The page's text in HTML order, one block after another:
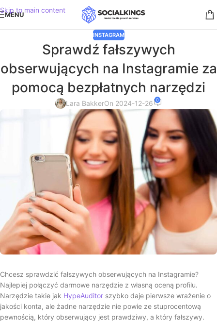
Skip to main content
MENU
INSTAGRAM
Sprawdź fałszywych
obserwujących na Instagramie za
pomocą bezpłatnych narzędzi
Lara BakkerOn 2024-12-26 0
Chcesz sprawdzić fałszywych obserwujących na Instagramie?
Najlepiej połączyć darmowe narzędzie z własną oceną profilu.
Narzędzie takie jak HypeAuditor szybko daje pierwsze wrażenie o
jakości konta, ale żadne narzędzie nie powie ze stuprocentową
pewnością, który obserwujący jest prawdziwy, a który fałszywy.